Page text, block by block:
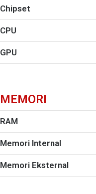
Chipset
CPU
GPU
MEMORI
RAM
Memori Internal
Memori Eksternal